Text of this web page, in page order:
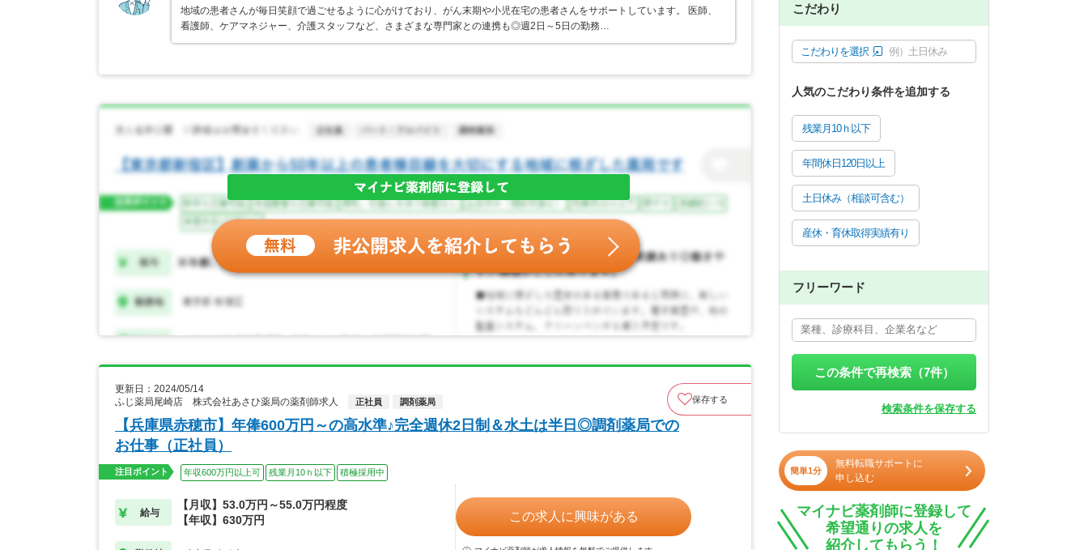
地域の患者さんが毎日笑顔で過ごせるように心がけており、がん末期や小児在宅の患者さんをサポートしています。 医師、
看護師、ケアマネジャー、介護スタッフなど、さまざまな専門家との連携も◎週2日～5日の勤務…
更新日：2024/05/14
ふじ薬局尾崎店 株式会社あさひ薬局の薬剤師求人
正社員 調剤薬局 保存する
【兵庫県赤穂市】年俸600万円～の高水準♪完全週休2日制＆水土は半日◎調剤薬局での
お仕事（正社員）
注目ポイント 年収600万円以上可 残業月10ｈ以下 積極採用中
給与
【月収】53.0万円～55.0万円程度
【年収】630万円
この求人に興味がある
こだわり
こだわりを選択 例）土日休み
人気のこだわり条件を追加する
残業月10ｈ以下
年間休日120日以上
土日休み（相談可含む）
産休・育休取得実績有り
フリーワード
この条件で再検索（7件）
検索条件を保存する
簡単1分
無料転職サポートに
申し込む
マイナビ薬剤師に登録して
希望通りの求人を
紹介してもらう！